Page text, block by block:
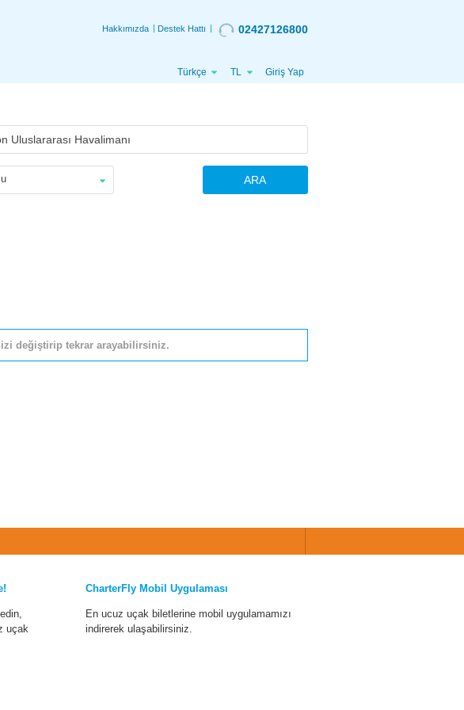
Hakkımızda Destek Hattı 02427126800
Türkçe TL Giriş Yap
ARA
değiştirip tekrar arayabilirsiniz.
uçak
CharterFly Mobil Uygulaması
En ucuz uçak biletlerine mobil uygulamamızı
indirerek ulaşabilirsiniz.